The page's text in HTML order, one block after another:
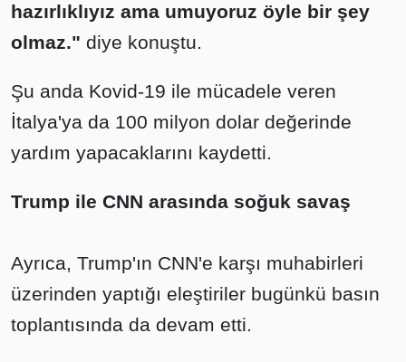
hazırlıklıyız ama umuyoruz öyle bir şey
olmaz." diye konuştu.
Şu anda Kovid-19 ile mücadele veren
İtalya'ya da 100 milyon dolar değerinde
yardım yapacaklarını kaydetti.
Trump ile CNN arasında soğuk savaş
Ayrıca, Trump'ın CNN'e karşı muhabirleri
üzerinden yaptığı eleştiriler bugünkü basın
toplantısında da devam etti.